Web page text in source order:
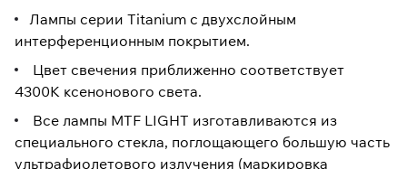
Лампы серии Titanium с двухслойным
интерференционным покрытием.
Цвет свечения приближенно соответствует
4300К ксенонового света.
Все лампы MTF LIGHT изготавливаются из
специального стекла, поглощающего большую часть
ультрафиолетового излучения (маркировка